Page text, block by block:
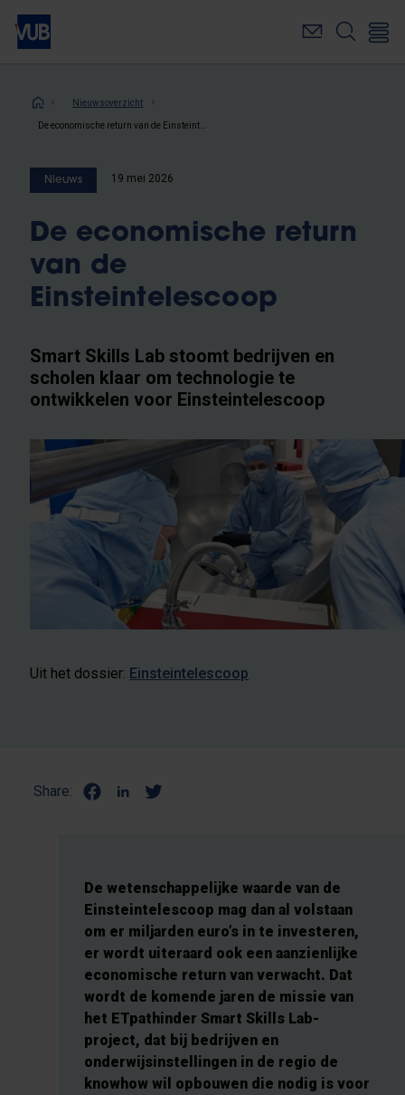
Overslaan
naar
inhoudKruimelpad
Nieuwsoverzicht
Nieuws 19 mei 2026
De economische return
van de
Einsteintelescoop
Smart Skills Lab stoomt bedrijven en
scholen klaar om technologie te
ontwikkelen voor Einsteintelescoop
Uit het dossier: Einsteintelescoop
Share:
De wetenschappelijke waarde van de
Einsteintelescoop mag dan al volstaan
om er miljarden euro’s in te investeren,
er wordt uiteraard ook een aanzienlijke
economische return van verwacht. Dat
wordt de komende jaren de missie van
het ETpathinder Smart Skills Lab-
project, dat bij bedrijven en
onderwijsinstellingen in de regio de
knowhow wil opbouwen die nodig is voor